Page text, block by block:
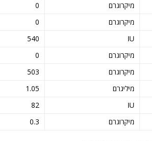
מיקרוגרם
0
מיקרוגרם
0
IU
540
מיקרוגרם
0
מיקרוגרם
503
מיליגרם
1.05
IU
82
מיקרוגרם 0.3